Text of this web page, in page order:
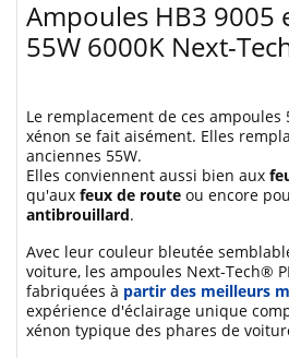
Ampoules HB3 9005
55W 6000K Next-
Le remplacement de ces ampoules
xénon se fait aisément. Elles
anciennes 55W.
Elles conviennent aussi bien aux
qu'aux feux de route ou encore
antibrouillard.
Avec leur couleur bleutée
voiture, les ampoules Next-Tech®
fabriquées à partir des meilleurs
expérience d'éclairage unique
xénon typique des phares de